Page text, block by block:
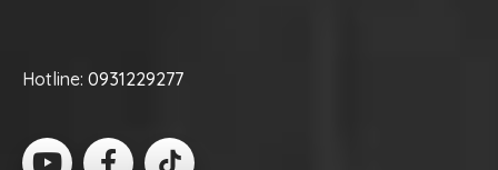
Hotline: 0931229277